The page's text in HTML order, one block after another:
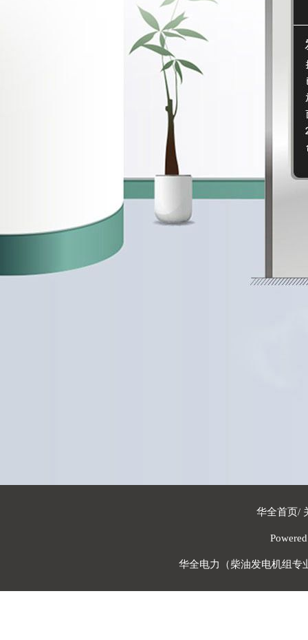
华全首页/
华全电力（柴油发电机组专